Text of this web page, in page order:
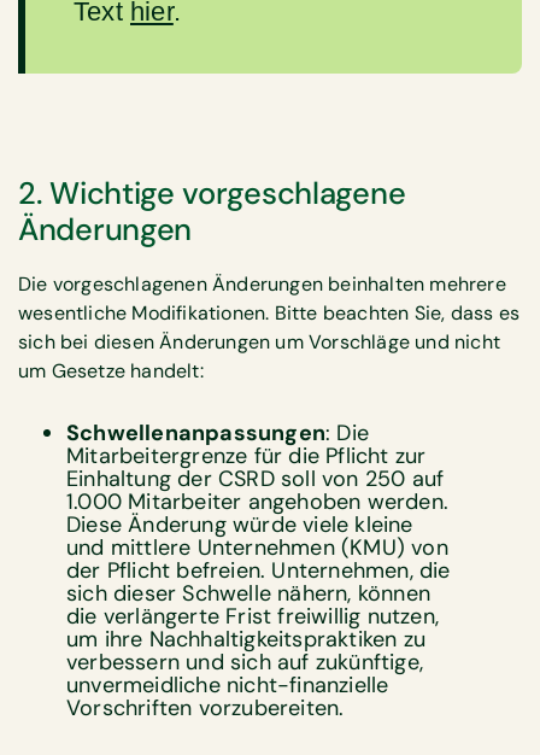
Text hier.
2. Wichtige vorgeschlagene
Änderungen
Die vorgeschlagenen Änderungen beinhalten mehrere
wesentliche Modifikationen. Bitte beachten Sie, dass es
sich bei diesen Änderungen um Vorschläge und nicht
um Gesetze handelt:
Schwellenanpassungen: Die
Mitarbeitergrenze für die Pflicht zur
Einhaltung der CSRD soll von 250 auf
1.000 Mitarbeiter angehoben werden.
Diese Änderung würde viele kleine
und mittlere Unternehmen (KMU) von
der Pflicht befreien. Unternehmen, die
sich dieser Schwelle nähern, können
die verlängerte Frist freiwillig nutzen,
um ihre Nachhaltigkeitspraktiken zu
verbessern und sich auf zukünftige,
unvermeidliche nicht-finanzielle
Vorschriften vorzubereiten.